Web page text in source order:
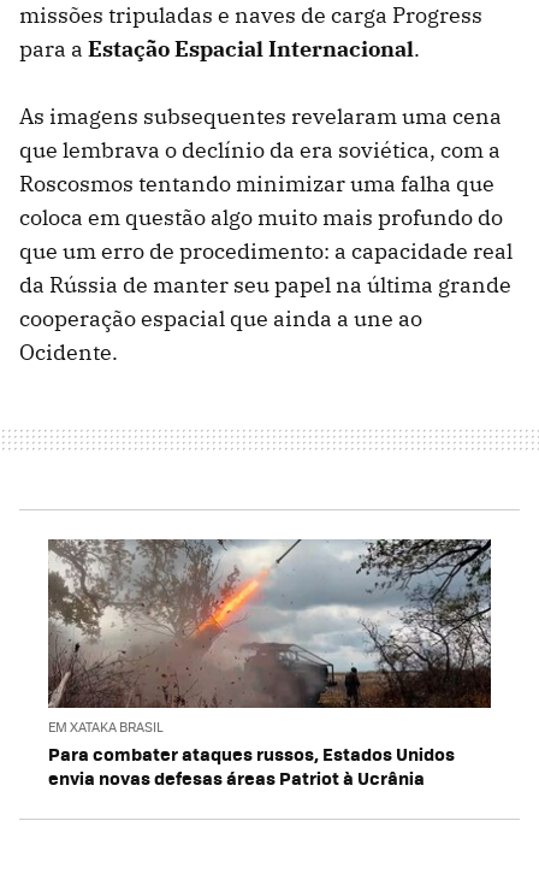
missões tripuladas e naves de carga Progress
para a Estação Espacial Internacional.
As imagens subsequentes revelaram uma cena
que lembrava o declínio da era soviética, com a
Roscosmos tentando minimizar uma falha que
coloca em questão algo muito mais profundo do
que um erro de procedimento: a capacidade real
da Rússia de manter seu papel na última grande
cooperação espacial que ainda a une ao
Ocidente.
EM XATAKA BRASIL
Para combater ataques russos, Estados Unidos
envia novas defesas áreas Patriot à Ucrânia